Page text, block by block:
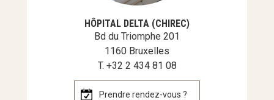
HÔPITAL DELTA (CHIREC)
Bd du Triomphe 201
1160 Bruxelles
T. +32 2 434 81 08
Prendre rendez-vous ?